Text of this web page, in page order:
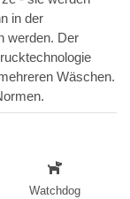
in der
werden. Der
Wäschen.
Watchdog